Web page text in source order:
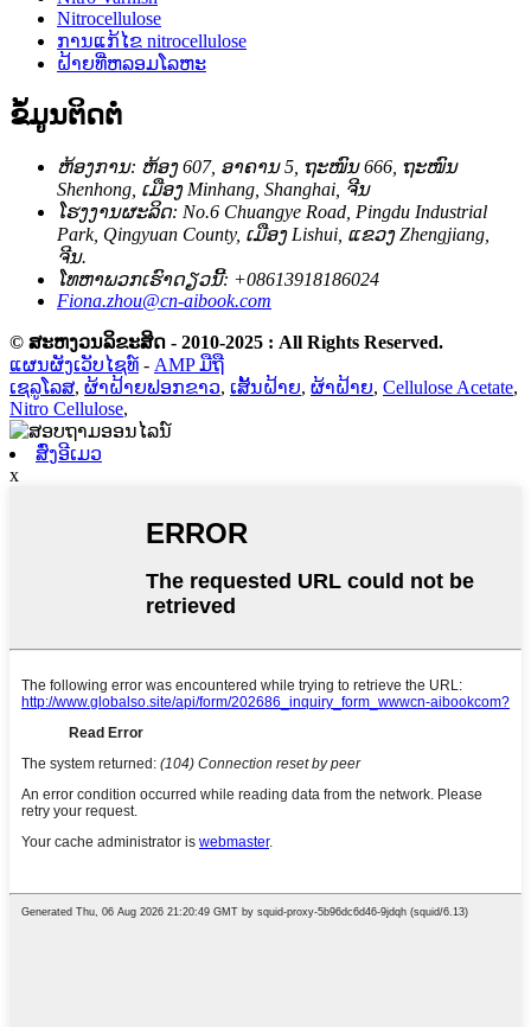
Nitrocellulose
ການແກ້ໄຂ nitrocellulose
ຝ້າຍທີ່ຫລອມໂລຫະ
ຂໍ້ມູນຕິດຕໍ່
ຫ້ອງການ: ຫ້ອງ 607, ອາຄານ 5, ຖະໜົນ 666, ຖະໜົນ
Shenhong, ເມືອງ Minhang, Shanghai, ຈີນ
ໂຮງງານຜະລິດ: No.6 Chuangye Road, Pingdu Industrial
Park, Qingyuan County, ເມືອງ Lishui, ແຂວງ Zhengjiang,
ຈີນ.
ໂທຫາພວກເຮົາດຽວນີ້: +08613918186024
Fiona.zhou@cn-aibook.com
© ສະຫງວນລິຂະສິດ - 2010-2025 : All Rights Reserved.
ແຜນຜັງເວັບໄຊທ໌ - AMP ມືຖື
ເຊລູໂລສ, ຜ້າຝ້າຍຟອກຂາວ, ເສັ້ນຝ້າຍ, ຜ້າຝ້າຍ, Cellulose Acetate,
Nitro Cellulose,
ສົ່ງອີເມວ
x